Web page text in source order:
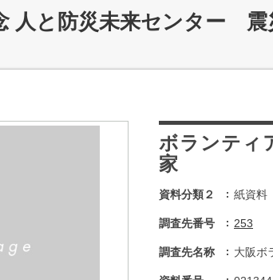
人と防災未来センター 震
ボランティ
家
資料分類２ 紙資料
調査先番号 253
調査先名称 大阪ボ